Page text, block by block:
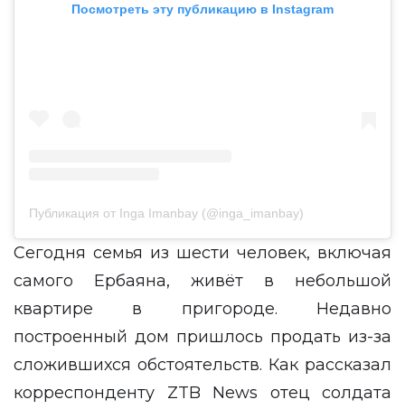
Посмотреть эту публикацию в Instagram
Публикация от Inga Imanbay (@inga_imanbay)
Сегодня семья из шести человек, включая
самого Ербаяна, живёт в небольшой
квартире в пригороде. Недавно
построенный дом пришлось продать из-за
сложившихся обстоятельств. Как рассказал
корреспонденту ZTB News отец солдата